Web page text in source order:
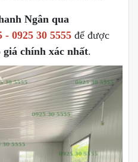
Ngân qua
- 0925 30 5555 để được
chính xác nhất.